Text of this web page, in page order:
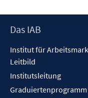
Footer
Das IAB
Institut für
Leitbild
Institutsleitung
Graduiertenprogramm